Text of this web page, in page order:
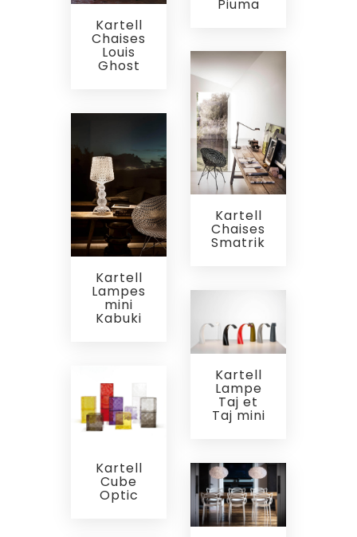
Kartell
Chaises
Louis
Ghost
Piuma
Kartell
Chaises
Smatrik
Kartell
Lampes
mini
Kabuki
Kartell
Lampe
Taj et
Taj mini
Kartell
Cube
Optic